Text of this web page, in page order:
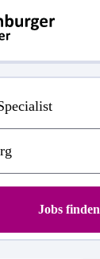
Jobs finden